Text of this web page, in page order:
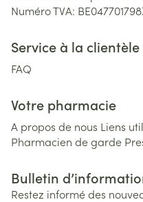
Numéro TVA:
Service à la clientèle
FAQ
Votre pharmacie
A propos de nous Liens
Pharmacien de garde
Bulletin
Restez informé des